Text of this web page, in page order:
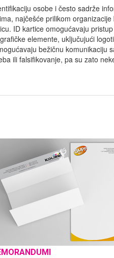
osobe i često sadrže
najčešće prilikom
ID kartice omogućavaju
elemente, uključujući
bežičnu
ili falsifikovanje, pa su zato